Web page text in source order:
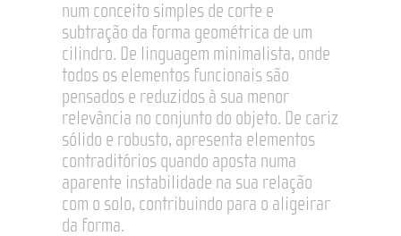
num conceito simples de corte e
subtração da forma geométrica de um
cilindro. De linguagem minimalista, onde
todos os elementos funcionais são
pensados e reduzidos à sua menor
relevância no conjunto do objeto. De cariz
sólido e robusto, apresenta elementos
contraditórios quando aposta numa
aparente instabilidade na sua relação
com o solo, contribuindo para o aligeirar
da forma.